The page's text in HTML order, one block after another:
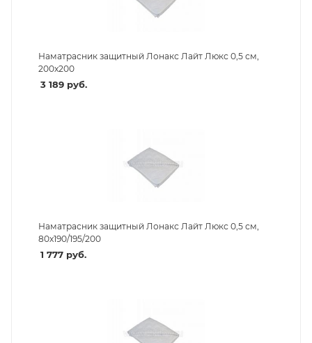
Наматрасник защитный Лонакс Лайт Люкс 0,5 см,
200х200
3 189руб.
Наматрасник защитный Лонакс Лайт Люкс 0,5 см,
80х190/195/200
1 777руб.